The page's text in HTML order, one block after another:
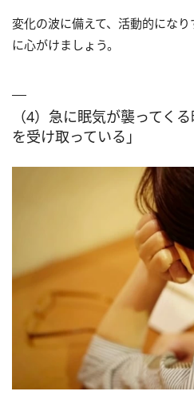
変化の波に備えて、活動的にな
に心がけましょう。
（4）急に眠気が襲ってく
を受け取っている」